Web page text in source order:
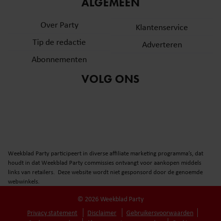
Over Party
Tip de redactie
Abonnementen
Klantenservice
Adverteren
VOLG ONS
Weekblad Party participeert in diverse affiliate marketing programma’s, dat
houdt in dat Weekblad Party commissies ontvangt voor aankopen middels
links van retailers. Deze website wordt niet gesponsord door de genoemde
webwinkels.
© 2026 Weekblad Party
Privacy statement
Disclaimer
Gebruikersvoorwaarden